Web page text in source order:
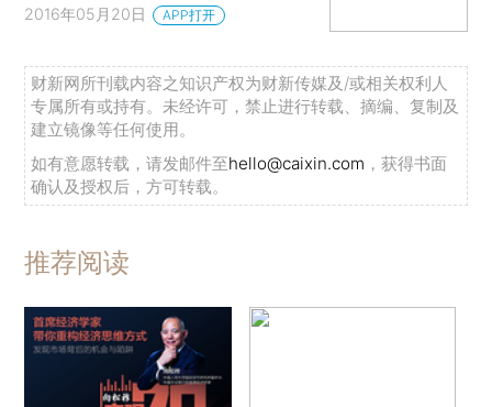
2016年05月20日 APP打开
财新网所刊载内容之知识产权为财新传媒及/或相关权利人
专属所有或持有。未经许可，禁止进行转载、摘编、复制及
建立镜像等任何使用。
如有意愿转载，请发邮件至hello@caixin.com ，获得书面
确认及授权后，方可转载。
推荐阅读